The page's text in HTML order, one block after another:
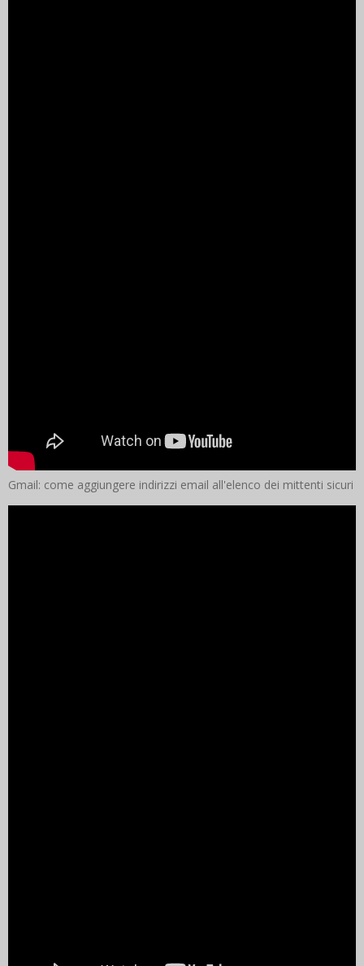
Gmail: come aggiungere indirizzi email all'elenco dei mittenti sicuri